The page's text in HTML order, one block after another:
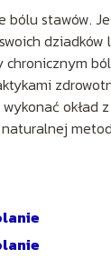
stawów.
okład